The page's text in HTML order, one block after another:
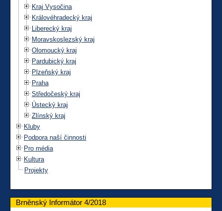
Kraj Vysočina
Královéhradecký kraj
Liberecký kraj
Moravskoslezský kraj
Olomoucký kraj
Pardubický kraj
Plzeňský kraj
Praha
Středočeský kraj
Ústecký kraj
Zlínský kraj
Kluby
Podpora naší činnosti
Pro média
Kultura
Projekty
Brněnský Informátor 4/2018